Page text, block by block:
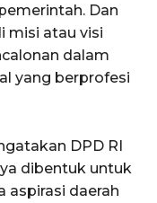
Dan
misi atau visi
dalam
yang berprofesi
DPD RI
dibentuk untuk
aspirasi daerah